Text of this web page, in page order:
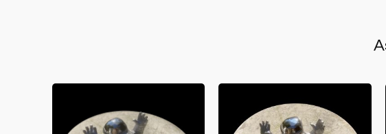
Was könnte ein schöneres Bild für das menschliche
Erscheinung, dessen Spiegelvisier das Licht der Erde und das